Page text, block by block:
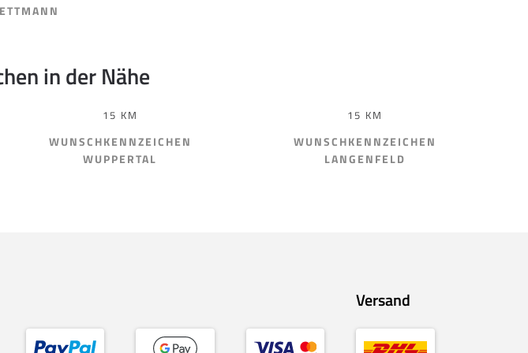
in der Nähe
15 KM
WUNSCHKENNZEICHEN
WUPPERTAL
15 KM
WUNSCHKENNZEICHEN
LANGENFELD
Versand